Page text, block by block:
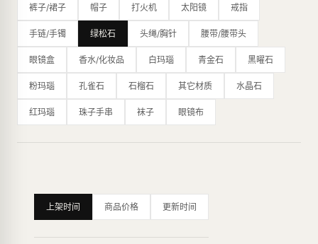
更加稀有和有价值。
除了其独特的设计风格和高品质的材料，Chrome Hearts在
制作工艺上也非常讲究，采用了传统的银匠工艺，从设计、铸
造、打磨到雕刻都采用手工完成，每一件产品都是经过多道工
序精雕细琢而成，完美地展现了品牌的高品质和工艺水平。
其设计风格以哥特式摇滚元素为主，融合了浓郁的个性和奢
华，成为时尚圈的标志之一。品牌曾获得CFDA大奖，并受到
众多艺术家和名人的喜爱，如Virgil Abloh、Bella Hadid、滚
石、百家乐等。
内部装饰摆满了克罗心标志性的十字花图案、乌木十字架图
裤子/裙子 帽子 打火机 太阳镜 戒指
手链/手镯 绿松石 头绳/胸针 腰带/腰带头
眼镜盒 香水/化妆品 白玛瑙 青金石 黑曜石
粉玛瑙 孔雀石 石榴石 其它材质 水晶石
红玛瑙 珠子手串 袜子 眼镜布
上架时间 商品价格 更新时间